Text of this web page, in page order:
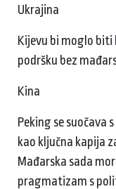
Ukrajina
Kijevu bi moglo biti
podršku bez
Kina
Peking se suočava
kao ključna kapija
Mađarska sada
pragmatizam s